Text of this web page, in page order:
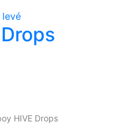
HIVE Drops